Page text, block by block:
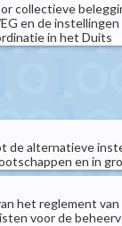
collectieve
en de
in het Duits
de alternatieve
en in
het reglement van
voor de